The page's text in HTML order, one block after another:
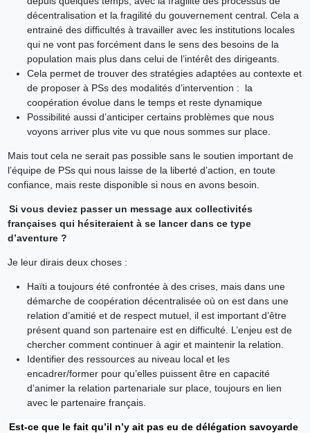
décentralisation et la fragilité du gouvernement central. Cela a
entrainé des difficultés à travailler avec les institutions locales
qui ne vont pas forcément dans le sens des besoins de la
population mais plus dans celui de l’intérêt des dirigeants.
Cela permet de trouver des stratégies adaptées au contexte et
de proposer à PSs des modalités d’intervention : la
coopération évolue dans le temps et reste dynamique
Possibilité aussi d’anticiper certains problèmes que nous
voyons arriver plus vite vu que nous sommes sur place.
Mais tout cela ne serait pas possible sans le soutien important de
l’équipe de PSs qui nous laisse de la liberté d’action, en toute
confiance, mais reste disponible si nous en avons besoin.
Si vous deviez passer un message aux collectivités
françaises qui hésiteraient à se lancer dans ce type
d’aventure ?
Je leur dirais deux choses :
Haïti a toujours été confrontée à des crises, mais dans une
démarche de coopération décentralisée où on est dans une
relation d’amitié et de respect mutuel, il est important d’être
présent quand son partenaire est en difficulté. L’enjeu est de
chercher comment continuer à agir et maintenir la relation.
Identifier des ressources au niveau local et les
encadrer/former pour qu’elles puissent être en capacité
d’animer la relation partenariale sur place, toujours en lien
avec le partenaire français.
Est-ce que le fait qu’il n’y ait pas eu de délégation savoyarde